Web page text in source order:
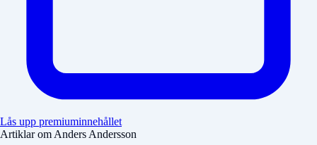
Lås upp premiuminnehållet
Artiklar om Anders Andersson